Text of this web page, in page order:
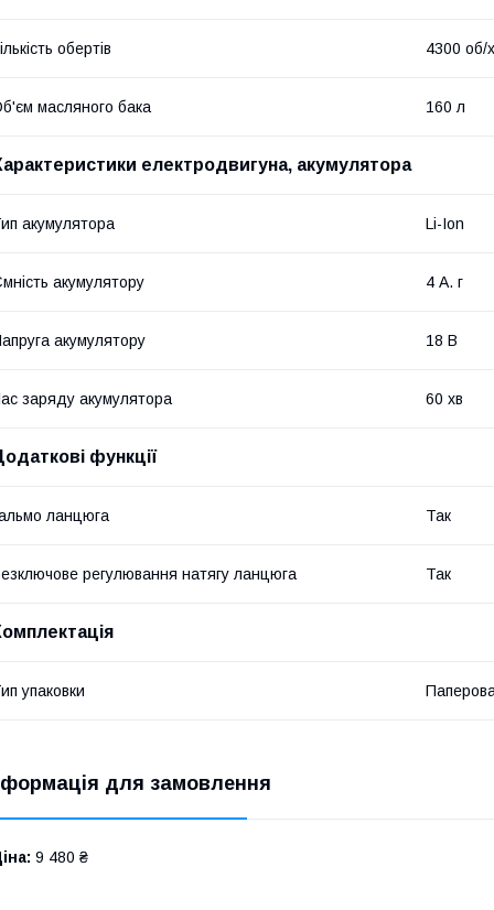
обертів 4300 об/
масляного бака 160 л
електродвигуна, акумулятора
акумулятора Li-Ion
акумулятору 4 А. г
акумулятору 18 В
заряду акумулятора 60 хв
функції
ланцюга Так
регулювання натягу ланцюга Так
упаковки
для замовлення
9 480 ₴